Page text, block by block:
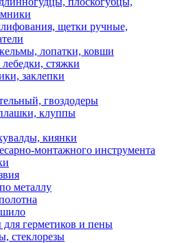
щетки ручные,
лопатки, ковши
стяжки
заклепки
гвоздодеры
клуппы
киянки
монтажного инструмента
металлу
герметиков и пены
стеклорезы